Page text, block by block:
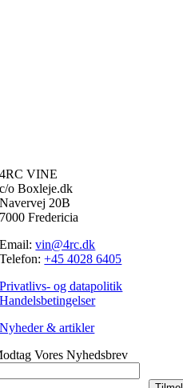
4RC VINE
c/o Boxleje.dk
Navervej 20B
7000 Fredericia
Email:vin@4rc.dk
Telefon:+45 4028 6405
Privatlivs- og datapolitik
Handelsbetingelser
Nyheder & artikler
Vores Nyhedsbrev